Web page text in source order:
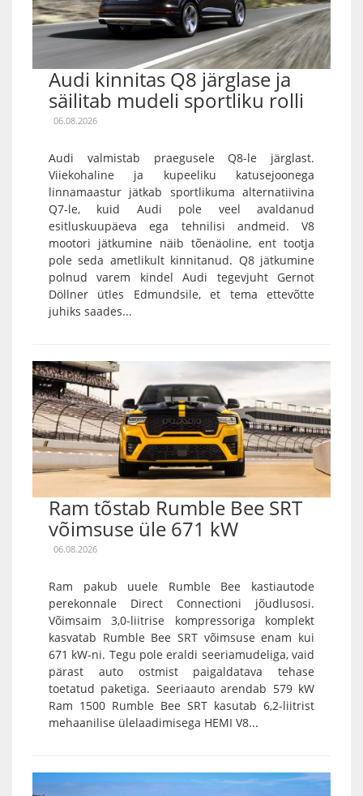
Audi kinnitas Q8 järglase ja
säilitab mudeli sportliku rolli
06.08.2026
Audi valmistab praegusele Q8-le järglast.
Viiekohaline ja kupeeliku katusejoonega
linnamaastur jätkab sportlikuma alternatiivina
Q7-le, kuid Audi pole veel avaldanud
esitluskuupäeva ega tehnilisi andmeid. V8
mootori jätkumine näib tõenäoline, ent tootja
pole seda ametlikult kinnitanud. Q8 jätkumine
polnud varem kindel Audi tegevjuht Gernot
Döllner ütles Edmundsile, et tema ettevõtte
juhiks saades...
Ram tõstab Rumble Bee SRT
võimsuse üle 671 kW
06.08.2026
Ram pakub uuele Rumble Bee kastiautode
perekonnale Direct Connectioni jõudlusosi.
Võimsaim 3,0-liitrise kompressoriga komplekt
kasvatab Rumble Bee SRT võimsuse enam kui
671 kW-ni. Tegu pole eraldi seeriamudeliga, vaid
pärast auto ostmist paigaldatava tehase
toetatud paketiga. Seeriaauto arendab 579 kW
Ram 1500 Rumble Bee SRT kasutab 6,2-liitrist
mehaanilise ülelaadimisega HEMI V8...